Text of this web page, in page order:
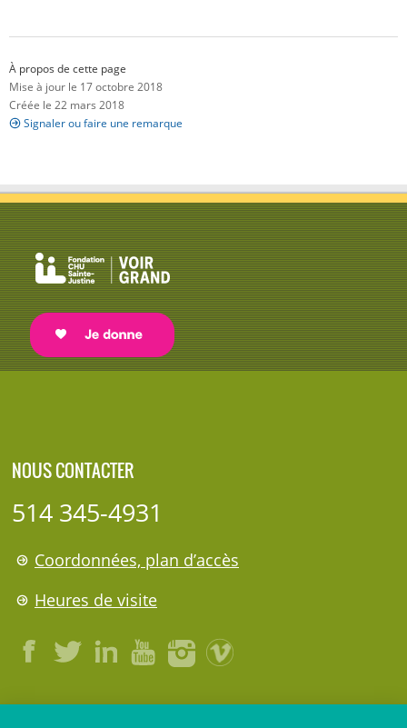
À propos de cette page
Mise à jour le 17 octobre 2018
Créée le 22 mars 2018
Signaler ou faire une remarque
NOUS CONTACTER
514 345-4931
Coordonnées, plan d’accès
Heures de visite